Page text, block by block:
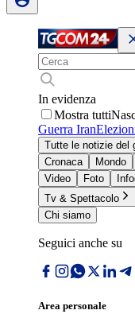
In evidenza
Mostra tutti
Guerra Iran
Tutte le notizie del
Cronaca
Mondo
Video
Foto
Tv & Spettacolo
Chi siamo
Seguici anche su
Area personale